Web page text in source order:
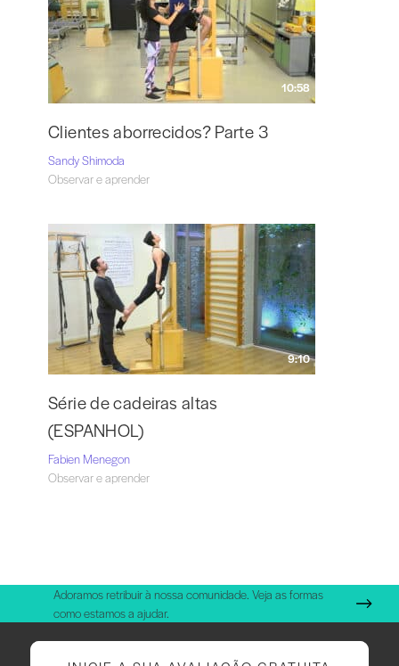
10:58
Clientes aborrecidos? Parte 3
Sandy Shimoda
Observar e aprender
9:10
Série de cadeiras altas
(ESPANHOL)
Fabien Menegon
Observar e aprender
Adoramos retribuir à nossa comunidade. Veja as formas
como estamos a ajudar.